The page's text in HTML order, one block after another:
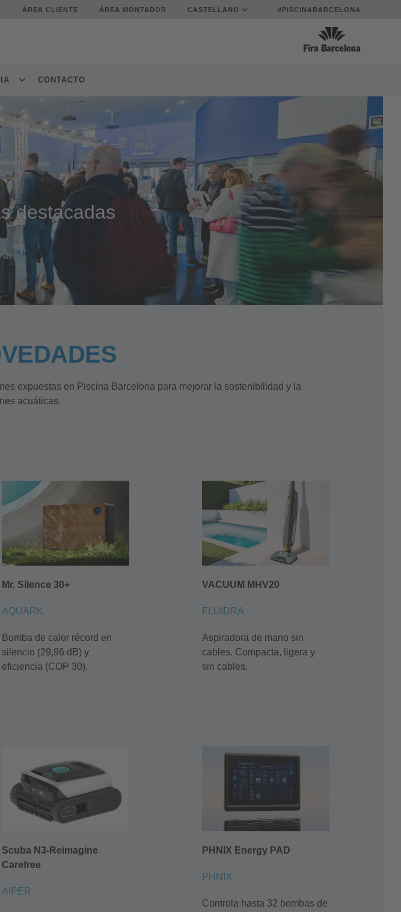
ÁREA CLIENTE ÁREA MONTADOR CASTELLANO #PISCINABARCELONA
CONTACTO
destacadas
expuestas en Piscina Barcelona para mejorar la sostenibilidad y la
acuáticas.
Mr. Silence 30+
AQUARK
Bomba de calor récord en
silencio (29,96 dB) y
eficiencia (COP 30).
VACUUM MHV20
FLUIDRA
Aspiradora de mano sin
cables. Compacta, ligera y
sin cables.
Scuba N3-Reimagine
Carefree
AIPER
PHNIX Energy PAD
PHNIX
Controla hasta 32 bombas de